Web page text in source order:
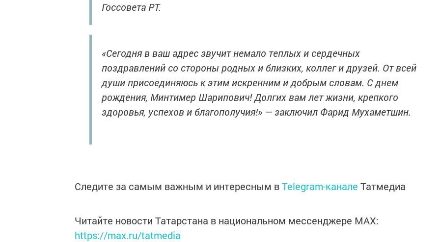
Госсовета РТ.
«Сегодня в ваш адрес звучит немало теплых и сердечных
поздравлений со стороны родных и близких, коллег и друзей. От всей
души присоединяюсь к этим искренним и добрым словам. С днем
рождения, Минтимер Шарипович! Долгих вам лет жизни, крепкого
здоровья, успехов и благополучия!» — заключил Фарид Мухаметшин.
Следите за самым важным и интересным вTelegram-канале Татмедиа
Читайте новости Татарстана в национальном мессенджере MАХ:
https://max.ru/tatmedia